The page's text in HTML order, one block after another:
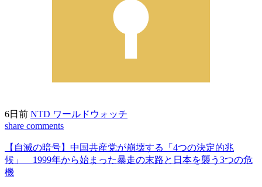
6日前 NTD ワールドウォッチ
share comments
【自滅の暗号】中国共産党が崩壊する「4つの決定的兆
候」 1999年から始まった暴走の末路と日本を襲う3つの危
機